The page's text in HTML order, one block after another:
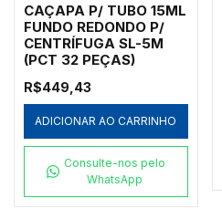
CAÇAPA P/ TUBO 15ML
FUNDO REDONDO P/
CENTRÍFUGA SL-5M
(PCT 32 PEÇAS)
R$449,43
ADICIONAR AO CARRINHO
Consulte-nos pelo
WhatsApp